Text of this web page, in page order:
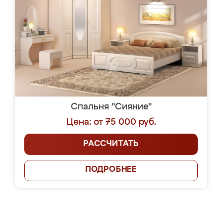
Спальня "Сияние"
Цена: от 75 000 руб.
РАССЧИТАТЬ
ПОДРОБНЕЕ